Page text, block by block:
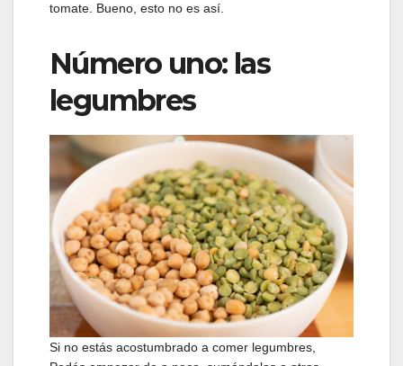
tomate. Bueno, esto no es así.
Número uno: las
legumbres
Si no estás acostumbrado a comer legumbres,